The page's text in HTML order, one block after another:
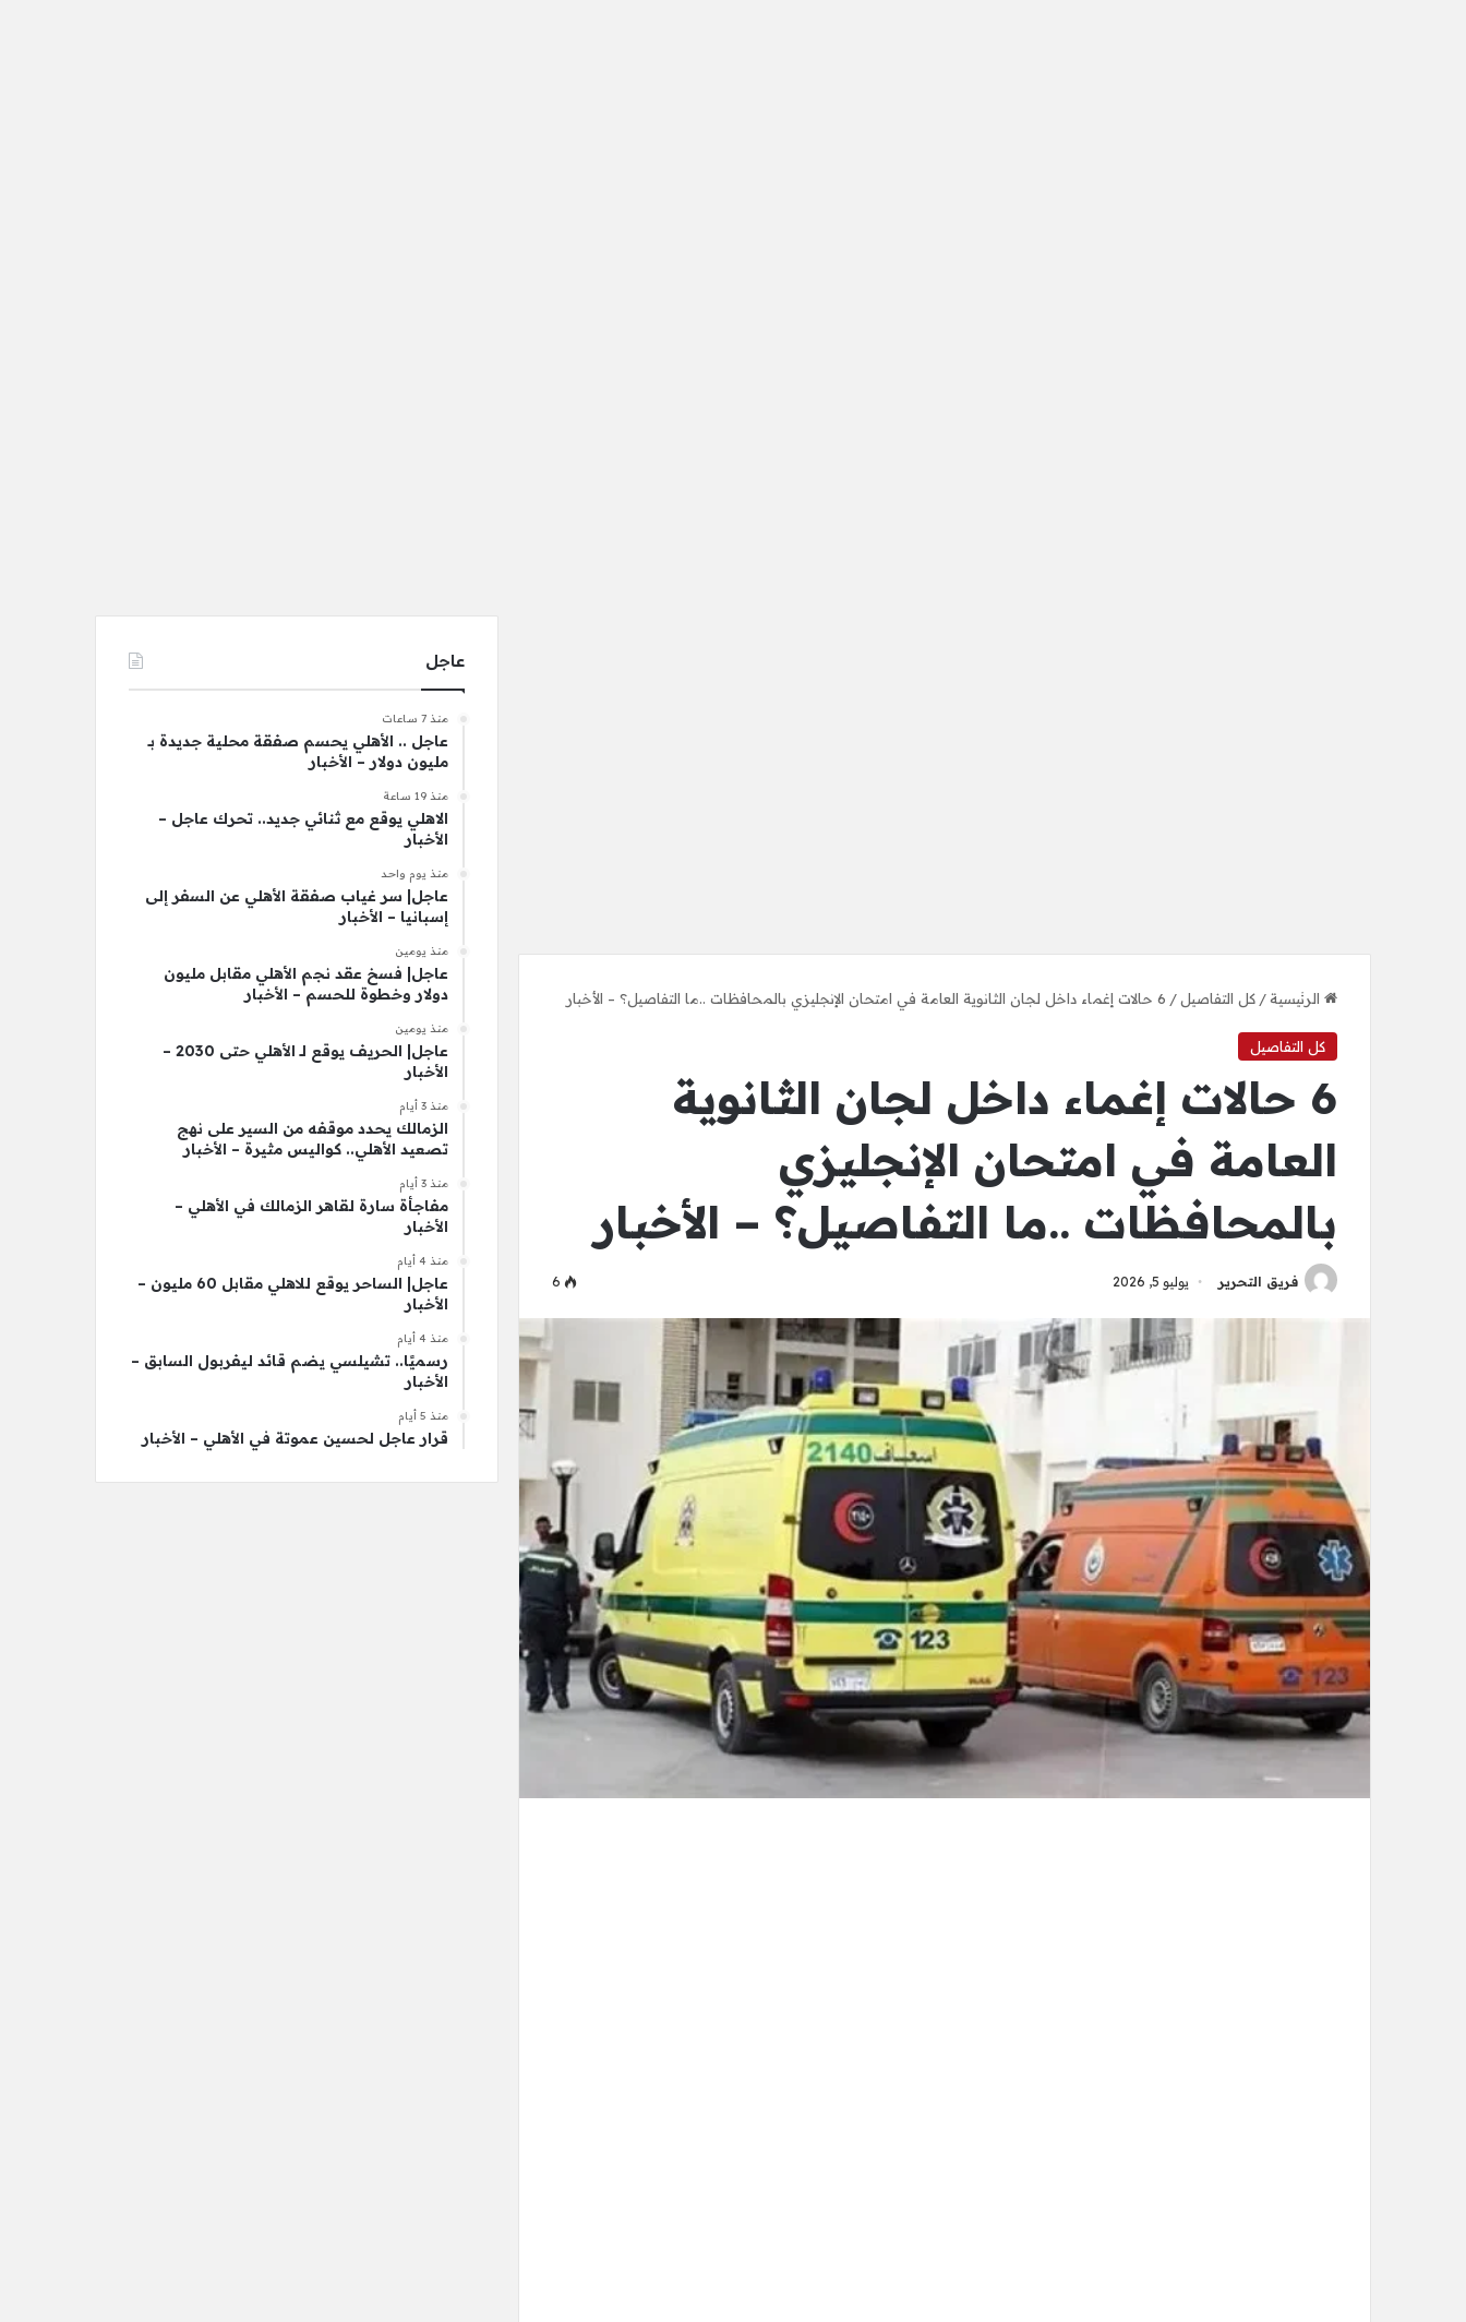
الرئيسية/ كل التفاصيل / 6 حالات إغماء داخل لجان الثانوية العامة في امتحان الإنجليزي بالمحافظات ..ما التفاصيل؟ – الأخبار
كل التفاصيل
6 حالات إغماء داخل لجان الثانوية
العامة في امتحان الإنجليزي
بالمحافظات ..ما التفاصيل؟ – الأخبار
فريق التحرير يوليو 5, 2026 6
عاجل
منذ 7 ساعات
عاجل .. الأهلي يحسم صفقة محلية جديدة بـ
مليون دولار – الأخبار
منذ 19 ساعة
الاهلي يوقع مع ثنائي جديد.. تحرك عاجل –
الأخبار
منذ يوم واحد
عاجل| سر غياب صفقة الأهلي عن السفر إلى
إسبانيا – الأخبار
منذ يومين
عاجل| فسخ عقد نجم الأهلي مقابل مليون
دولار وخطوة للحسم – الأخبار
منذ يومين
عاجل| الحريف يوقع لـ الأهلي حتى 2030 –
الأخبار
منذ 3 أيام
الزمالك يحدد موقفه من السير على نهج
تصعيد الأهلي.. كواليس مثيرة – الأخبار
منذ 3 أيام
مفاجأة سارة لقاهر الزمالك في الأهلي –
الأخبار
منذ 4 أيام
عاجل| الساحر يوقع للاهلي مقابل 60 مليون –
الأخبار
منذ 4 أيام
رسميًا.. تشيلسي يضم قائد ليفربول السابق –
الأخبار
منذ 5 أيام
قرار عاجل لحسين عموتة في الأهلي – الأخبار